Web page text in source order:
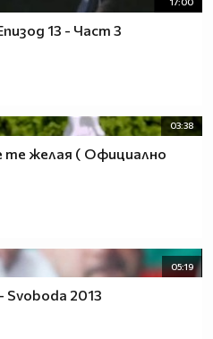
13 - Част 3
03:38
те желая ( Официално
05:19
Svoboda 2013